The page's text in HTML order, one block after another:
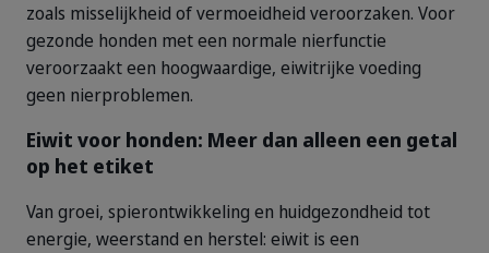
zoals misselijkheid of vermoeidheid veroorzaken. Voor
gezonde honden met een normale nierfunctie
veroorzaakt een hoogwaardige, eiwitrijke voeding
geen nierproblemen.
Eiwit voor honden: Meer dan alleen een getal
op het etiket
Van groei, spierontwikkeling en huidgezondheid tot
energie, weerstand en herstel: eiwit is een